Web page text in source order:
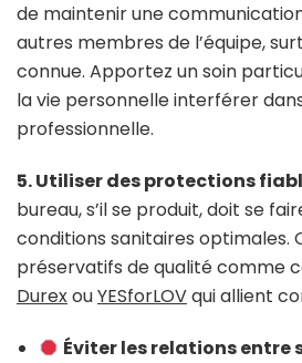
de maintenir une
autres membres de l’équipe,
connue. Apportez un soin
la vie personnelle interférer
professionnelle.
5. Utiliser des protections
bureau, s’il se produit, doit se
conditions sanitaires optimales.
préservatifs de qualité comme
DurexouYESforLOVqui allient
Éviter les relations entre